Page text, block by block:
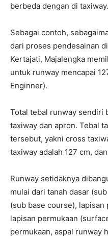
berbeda dengan di taxiway.
Sebagai contoh,
dari proses pendesainan
Kertajati, Majalengka
untuk runway mencapai
Enginner).
Total tebal runway sendiri
taxiway dan apron. Tebal
tersebut, yakni cross
taxiway adalah 127 cm,
Runway setidaknya
mulai dari tanah dasar
(sub base course), lapisan
lapisan permukaan
permukaan, aspal runway